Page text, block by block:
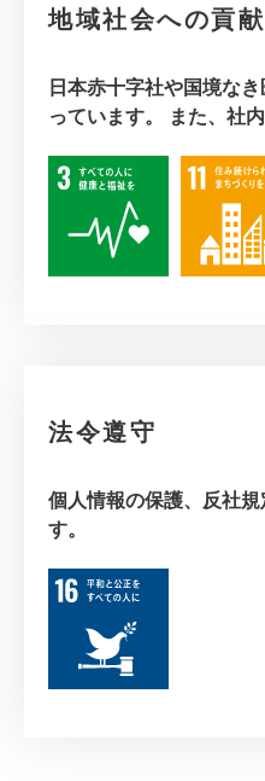
地域社会への貢献
日本赤十字社や国境な
っています。 また、社
法令遵守
個人情報の保護、反社
す。